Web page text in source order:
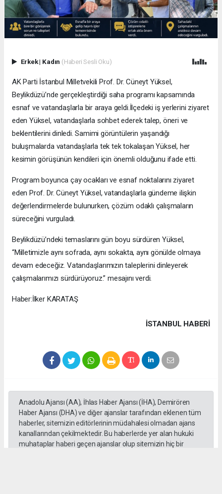
Erkek| Kadın (Haberi Sesli Oku)
AK Parti İstanbul Milletvekili Prof. Dr. Cüneyt Yüksel,
Beylikdüzü’nde gerçekleştirdiği saha programı kapsamında
esnaf ve vatandaşlarla bir araya geldi.İlçedeki iş yerlerini ziyaret
eden Yüksel, vatandaşlarla sohbet ederek talep, öneri ve
beklentilerini dinledi. Samimi görüntülerin yaşandığı
buluşmalarda vatandaşlarla tek tek tokalaşan Yüksel, her
kesimin görüşünün kendileri için önemli olduğunu ifade etti.
Program boyunca çay ocakları ve esnaf noktalarını ziyaret
eden Prof. Dr. Cüneyt Yüksel, vatandaşlarla gündeme ilişkin
değerlendirmelerde bulunurken, çözüm odaklı çalışmaların
süreceğini vurguladı.
Beylikdüzü’ndeki temaslarını gün boyu sürdüren Yüksel,
“Milletimizle aynı sofrada, aynı sokakta, aynı gönülde olmaya
devam edeceğiz. Vatandaşlarımızın taleplerini dinleyerek
çalışmalarımızı sürdürüyoruz.” mesajını verdi.
Haber:İlker KARATAŞ
İSTANBUL HABERİ
Anadolu Ajansı (AA), İhlas Haber Ajansı (İHA), Demirören
Haber Ajansı (DHA) ve diğer ajanslar tarafından eklenen tüm
haberler, sitemizin editörlerinin müdahalesi olmadan ajans
kanallarından çekilmektedir. Bu haberlerde yer alan hukuki
muhataplar haberi geçen ajanslar olup sitemizin hiç bir